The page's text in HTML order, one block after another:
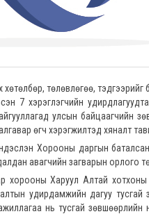
төлөвлөгөө,
7 хэрэглэгчийн
улсын байцаагчийн
өгч хэрэгжилтэд хяналт
Хорооны даргын
авагчийн загварын орлого
хорооны Харуул Алтай
удирдамжийн дагуу
нь тусгай